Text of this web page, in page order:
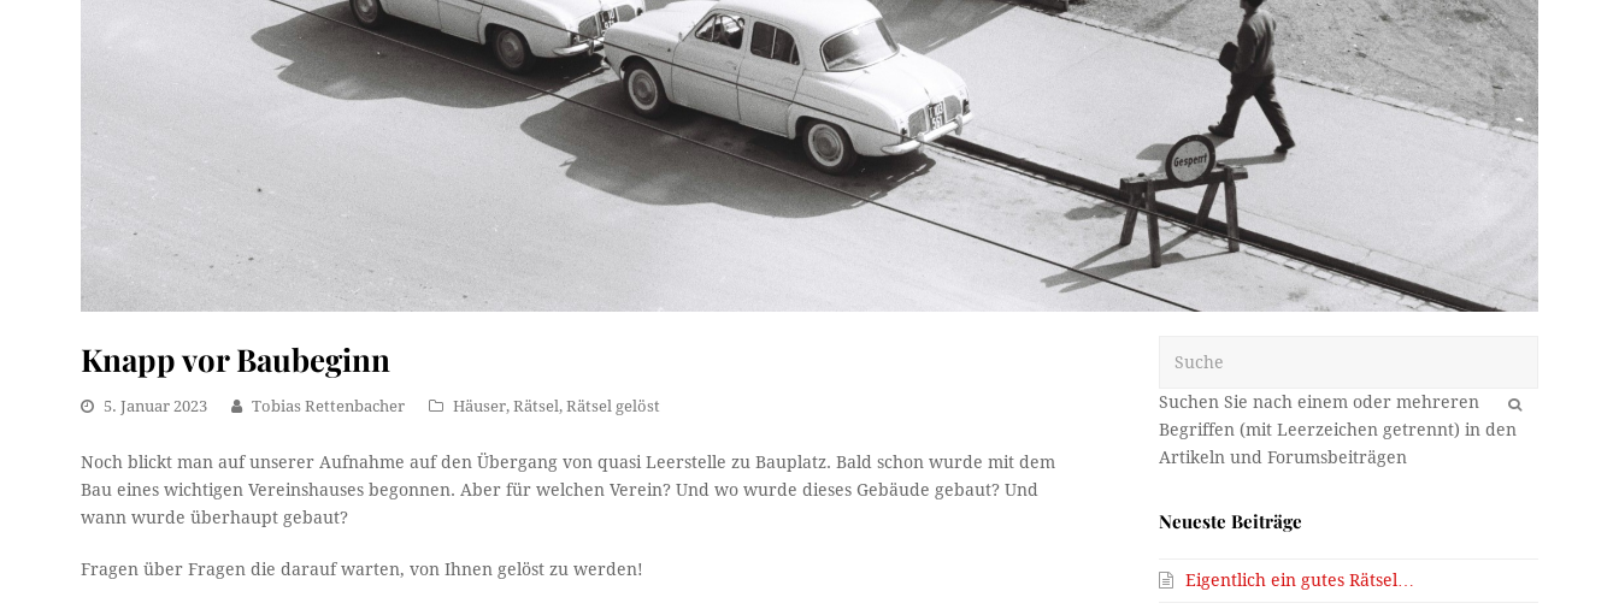
Knapp vor Baubeginn
5. Januar 2023 Tobias Rettenbacher Häuser,Rätsel,Rätsel gelöst
Noch blickt man auf unserer Aufnahme auf den Übergang von quasi Leerstelle zu Bauplatz. Bald schon wurde mit dem
Bau eines wichtigen Vereinshauses begonnen. Aber für welchen Verein? Und wo wurde dieses Gebäude gebaut? Und
wann wurde überhaupt gebaut?
Fragen über Fragen die darauf warten, von Ihnen gelöst zu werden!
OK
Neueste Beiträge
Eigentlich ein gutes Rätsel…